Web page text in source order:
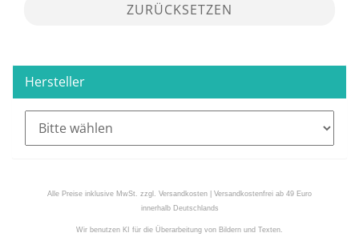
ZURÜCKSETZEN
Hersteller
Alle Preise inklusive MwSt. zzgl. Versandkosten | Versandkostenfrei ab 49 Euro
innerhalb Deutschlands
Wir benutzen KI für die Überarbeitung von Bildern und Texten.